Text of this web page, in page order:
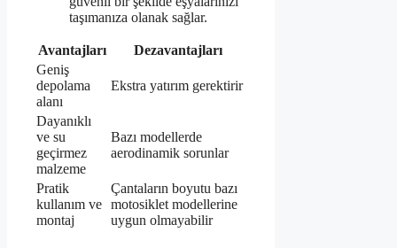
taşımanıza olanak sağlar.
Avantajları
Dezavantajları
Geniş
depolama
alanı
Ekstra yatırım gerektirir
Dayanıklı
ve su
geçirmez
malzeme
Bazı modellerde
aerodinamik sorunlar
Pratik
kullanım ve
montaj
Çantaların boyutu bazı
motosiklet modellerine
uygun olmayabilir